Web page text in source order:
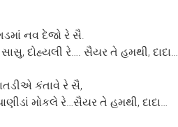
નવ દેજો રે સૈ.
સાસુ, દોહ્યલી રે…. સૈયર તે હમથી, દાદા…
કંતાવે રે સૈ,
મોકલે રે…સૈયર તે હમથી, દાદા…